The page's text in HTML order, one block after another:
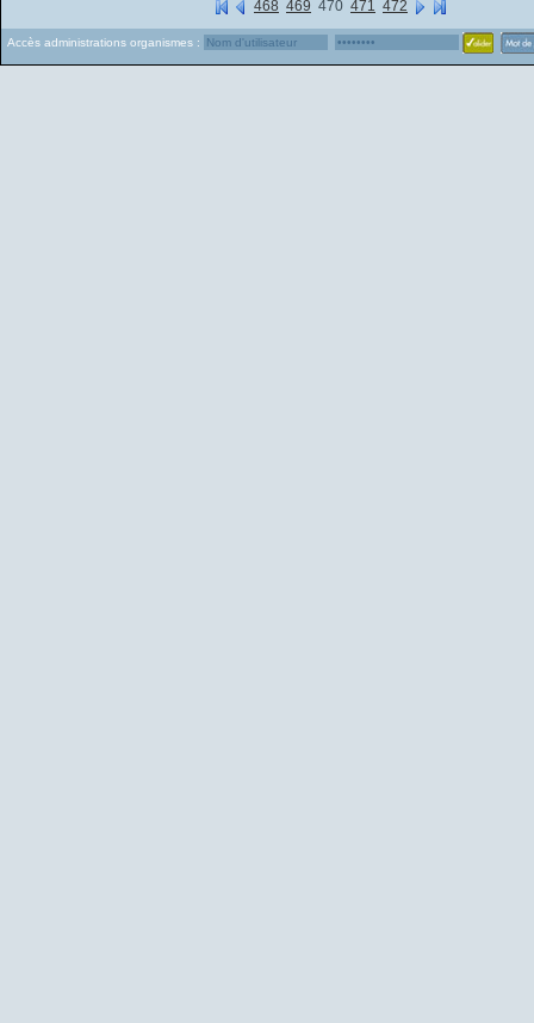
468 469 470 471 472
Accès administrations organismes :